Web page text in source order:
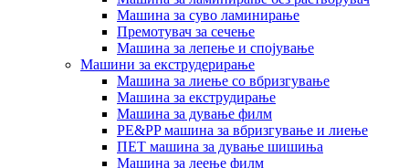
Машина за суво ламинирање
Премотувач за сечење
Машина за лепење и спојување
Машини за екструдерирање
Машина за лиење со вбризгување
Машина за екструдирање
Машина за дување филм
PE&PP машина за вбризгување и лиење
ПЕТ машина за дување шишиња
Машина за леење филм